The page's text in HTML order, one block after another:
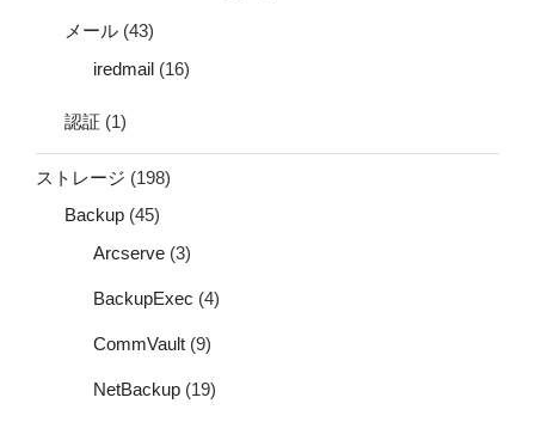
メール (43)
iredmail (16)
認証 (1)
ストレージ (198)
Backup (45)
Arcserve (3)
BackupExec (4)
CommVault (9)
NetBackup (19)